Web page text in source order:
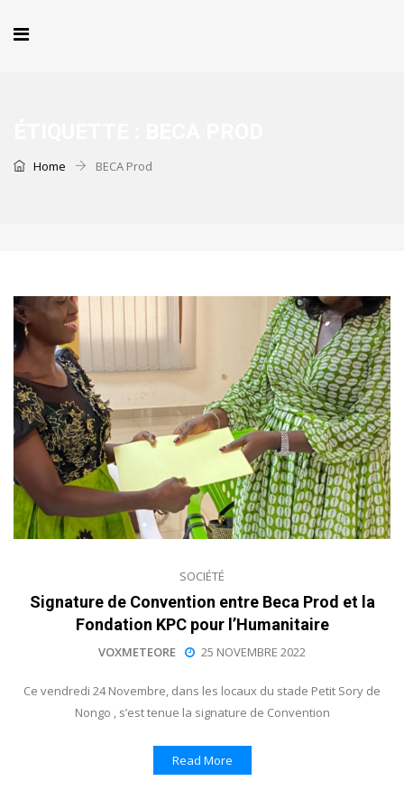
Home BECA Prod
SOCIÉTÉ
Signature de Convention entre Beca Prod et la
Fondation KPC pour l’Humanitaire
VOXMETEORE 25 NOVEMBRE 2022
Ce vendredi 24 Novembre, dans les locaux du stade Petit Sory de
Nongo , s’est tenue la signature de Convention
Read More